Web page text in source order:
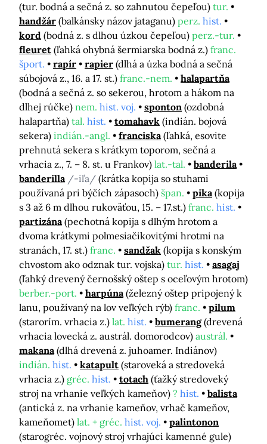
(tur. bodná a sečná z. so zahnutou čepeľou) tur.
handžár (balkánsky názov jataganu) perz. hist.
kord (bodná z. s dlhou úzkou čepeľou) perz.-tur.
fleuret (ľahká ohybná šermiarska bodná z.) franc.
šport.
rapír rapier (dlhá a úzka bodná a sečná
súbojová z., 16. a 17. st.) franc.-nem.
halapartňa
(bodná a sečná z. so sekerou, hrotom a hákom na
dlhej rúčke) nem. hist. voj. sponton (ozdobná
halapartňa) tal. hist. tomahavk (indián. bojová
sekera) indián.-angl. franciska (ľahká, esovite
prehnutá sekera s krátkym toporom, sečná a
vrhacia z., 7. – 8. st. u Frankov) lat.-tal.
banderila
banderilla /-iľa/ (krátka kopija so stuhami
používaná pri býčích zápasoch) špan. pika (kopija
s 3 až 6 m dlhou rukoväťou, 15. – 17.st.) franc. hist.
partizána (pechotná kopija s dlhým hrotom a
dvoma krátkymi polmesiačikovitými hrotmi na
stranách, 17. st.) franc. sandžak (kopija s konským
chvostom ako odznak tur. vojska) tur. hist.
asagaj
(ľahký drevený černošský oštep s oceľovým hrotom)
berber.-port.
harpúna (železný oštep pripojený k
lanu, používaný na lov veľkých rýb) franc.
pilum
(starorím. vrhacia z.) lat. hist. bumerang (drevená
vrhacia lovecká z. austrál. domorodcov) austrál.
makana (dlhá drevená z. juhoamer. Indiánov)
indián. hist. katapult (staroveká a stredoveká
vrhacia z.) gréc. hist. totach (ťažký stredoveký
stroj na vrhanie veľkých kameňov) ? hist.
balista
(antická z. na vrhanie kameňov, vrhač kameňov,
kameňomet) lat. + gréc. hist. voj.
palintonon
(starogréc. vojnový stroj vrhajúci kamenné gule)